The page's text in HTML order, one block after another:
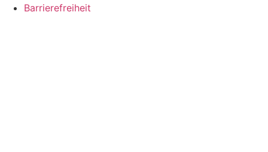
Barrierefreiheit